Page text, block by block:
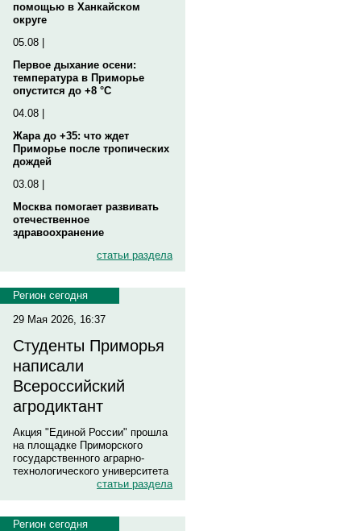
помощью в Ханкайском
округе
05.08 |
Первое дыхание осени:
температура в Приморье
опустится до +8 °C
04.08 |
Жара до +35: что ждет
Приморье после тропических
дождей
03.08 |
Москва помогает развивать
отечественное
здравоохранение
статьи раздела
Регион сегодня
29 Мая 2026, 16:37
Студенты Приморья
написали
Всероссийский
агродиктант
Акция "Единой России" прошла
на площадке Приморского
государственного аграрно-
технологического университета
статьи раздела
Регион сегодня